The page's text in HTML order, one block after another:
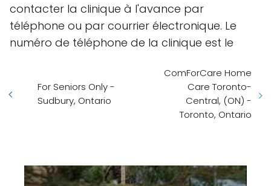
contacter la clinique à l'avance par
téléphone ou par courrier électronique. Le
numéro de téléphone de la clinique est le
For Seniors Only -
Sudbury, Ontario
ComForCare Home
Care Toronto-
Central, (ON) -
Toronto, Ontario